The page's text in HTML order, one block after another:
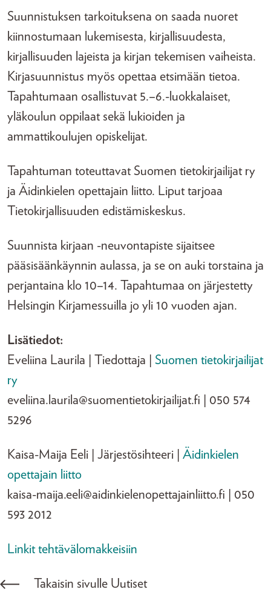
Suunnistuksen tarkoituksena on saada nuoret
kiinnostumaan lukemisesta, kirjallisuudesta,
kirjallisuuden lajeista ja kirjan tekemisen vaiheista.
Kirjasuunnistus myös opettaa etsimään tietoa.
Tapahtumaan osallistuvat 5.–6.-luokkalaiset,
yläkoulun oppilaat sekä lukioiden ja
ammattikoulujen opiskelijat.
Tapahtuman toteuttavat Suomen tietokirjailijat ry
ja Äidinkielen opettajain liitto. Liput tarjoaa
Tietokirjallisuuden edistämiskeskus.
Suunnista kirjaan -neuvontapiste sijaitsee
pääsisäänkäynnin aulassa, ja se on auki torstaina ja
perjantaina klo 10–14. Tapahtumaa on järjestetty
Helsingin Kirjamessuilla jo yli 10 vuoden ajan.
Lisätiedot:
Eveliina Laurila | Tiedottaja | Suomen tietokirjailijat
ry
eveliina.laurila@suomentietokirjailijat.fi | 050 574
5296
Kaisa-Maija Eeli | Järjestösihteeri | Äidinkielen
opettajain liitto
kaisa-maija.eeli@aidinkielenopettajainliitto.fi | 050
593 2012
Linkit tehtävälomakkeisiin
Takaisin sivulle Uutiset